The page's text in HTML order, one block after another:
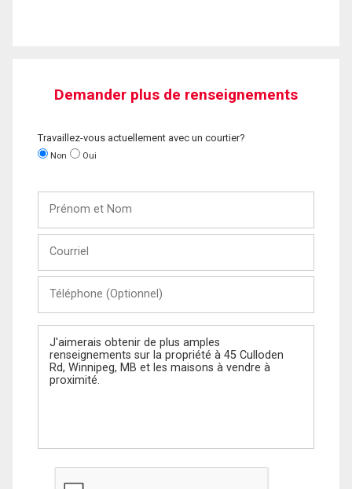
Demander plus de renseignements
Travaillez-vous actuellement avec un courtier?
Non Oui
Nom
(Optionnel)
Message